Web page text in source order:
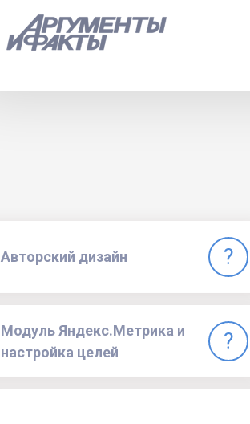
Авторский дизайн
Модуль Яндекс.Метрика и
настройка целей